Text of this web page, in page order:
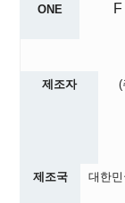
ONE
F
제조자 (
제조국
대한민